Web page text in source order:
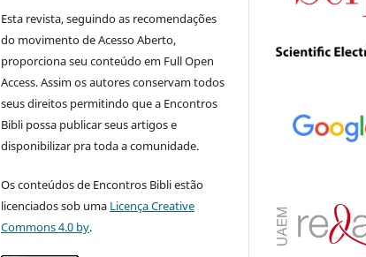
Esta revista, seguindo as recomendações
do movimento de Acesso Aberto,
proporciona seu conteúdo em Full Open
Access. Assim os autores conservam todos
seus direitos permitindo que a Encontros
Bibli possa publicar seus artigos e
disponibilizar pra toda a comunidade.
Os conteúdos de Encontros Bibli estão
licenciados sob uma Licença Creative
Commons 4.0 by.